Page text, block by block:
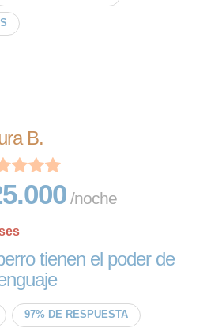
B.
/noche
tienen el poder de
97% DE RESPUESTA